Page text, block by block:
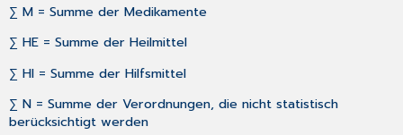
∑ M = Summe der Medikamente
∑ HE = Summe der Heilmittel
∑ HI = Summe der Hilfsmittel
∑ N = Summe der Verordnungen, die nicht statistisch
berücksichtigt werden